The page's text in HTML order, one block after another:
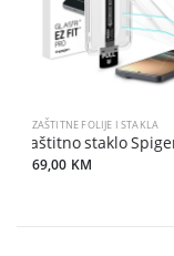
ZAŠTITNE FOLIJE I STAKLA
Zaštitno staklo
69,00 KM